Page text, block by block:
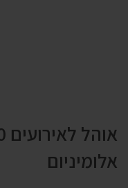
אלומיניום